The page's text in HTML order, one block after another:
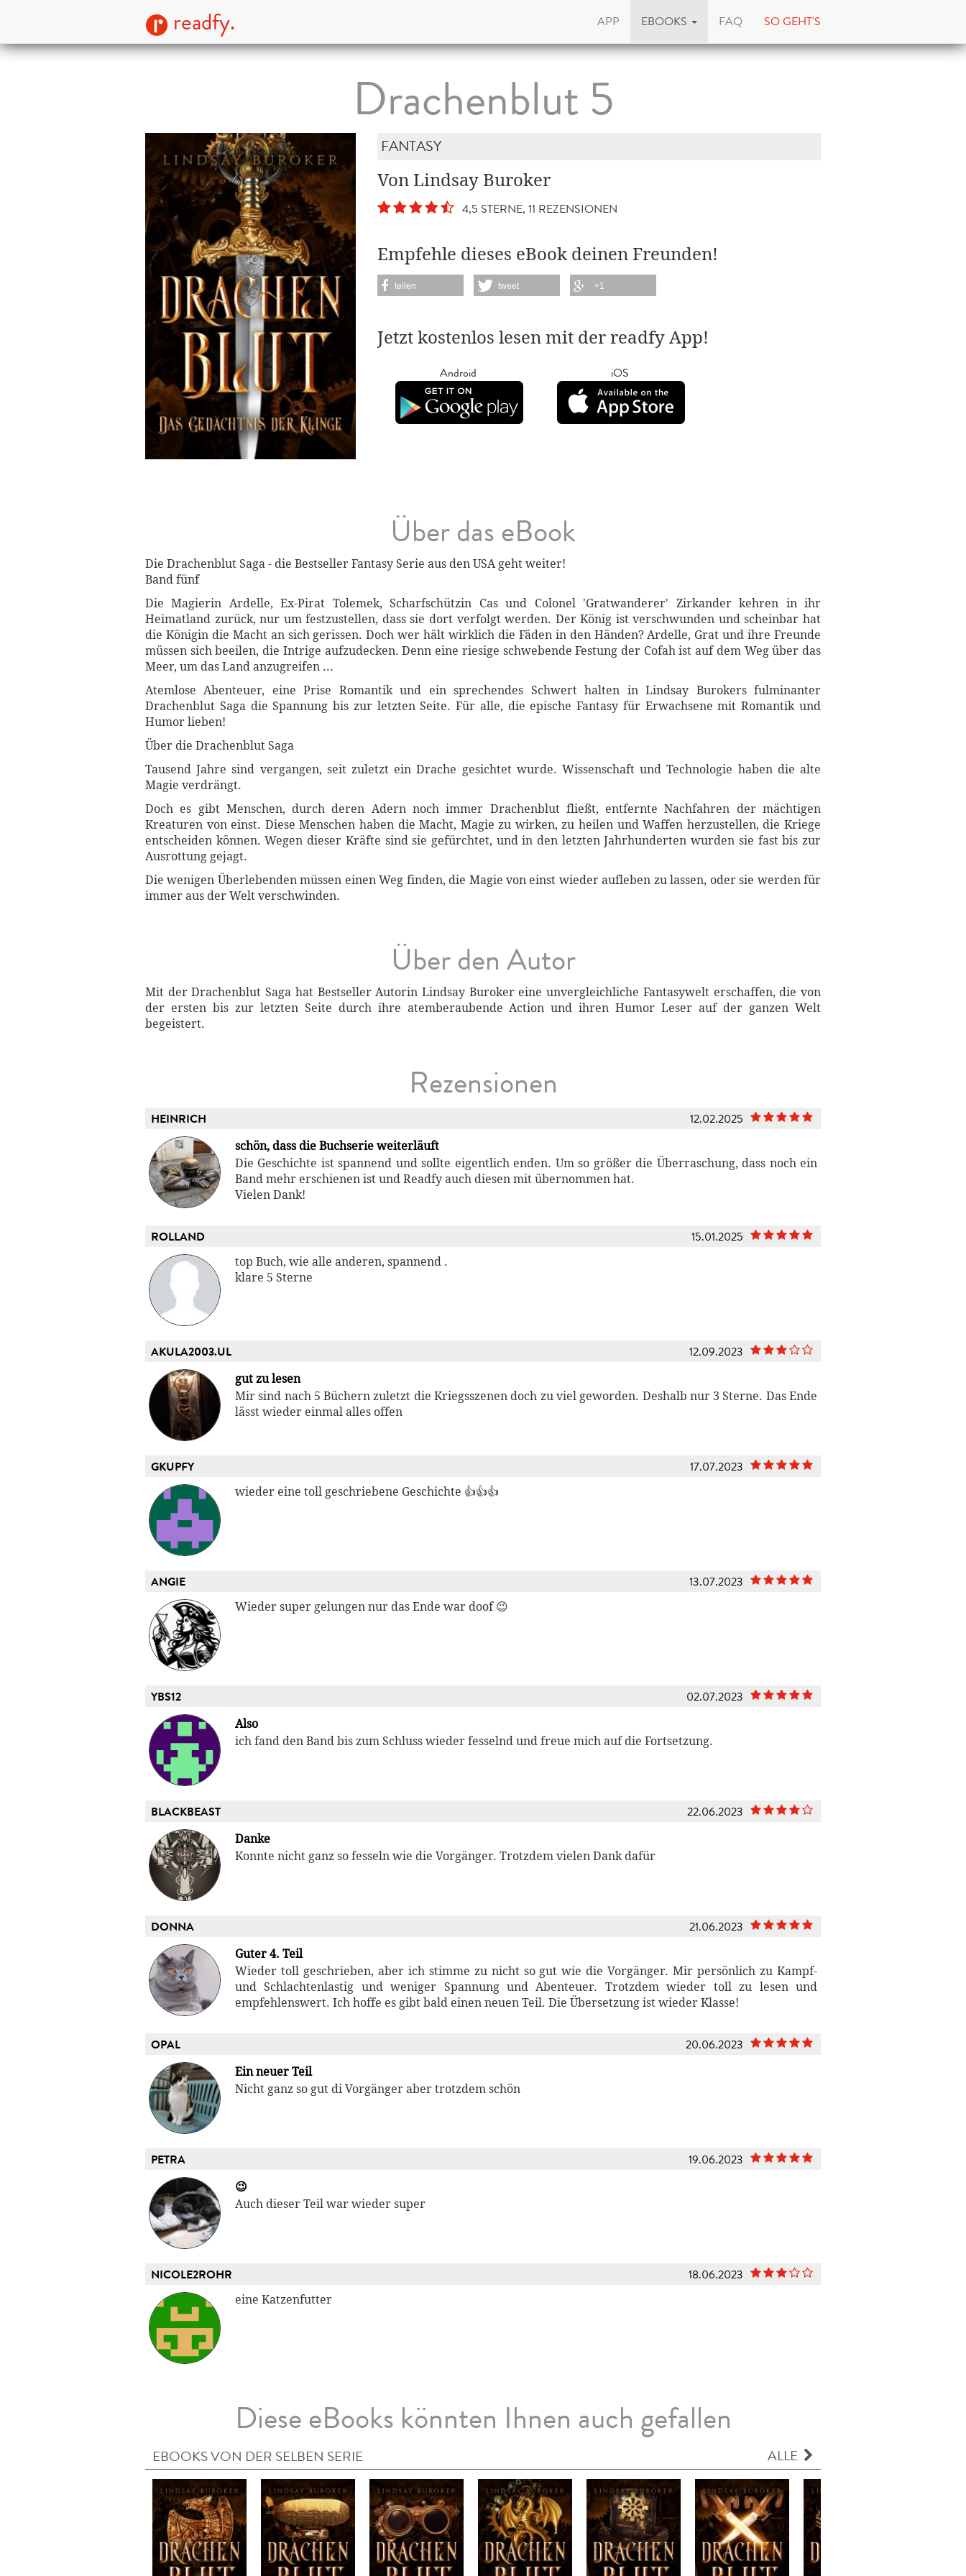
readfy. APP EBOOKS FAQ SO GEHT'S
Drachenblut 5
FANTASY
Von Lindsay Buroker
4,5 STERNE, 11 REZENSIONEN
Empfehle dieses eBook deinen Freunden!
teilen tweet +1
Jetzt kostenlos lesen mit der readfy App!
Android iOS
Über das eBook
Die Drachenblut Saga - die Bestseller Fantasy Serie aus den USA geht weiter!
Band fünf
Die Magierin Ardelle, Ex-Pirat Tolemek, Scharfschützin Cas und Colonel 'Gratwanderer' Zirkander kehren in ihr
Heimatland zurück, nur um festzustellen, dass sie dort verfolgt werden. Der König ist verschwunden und scheinbar hat
die Königin die Macht an sich gerissen. Doch wer hält wirklich die Fäden in den Händen? Ardelle, Grat und ihre Freunde
müssen sich beeilen, die Intrige aufzudecken. Denn eine riesige schwebende Festung der Cofah ist auf dem Weg über das
Meer, um das Land anzugreifen ...
Atemlose Abenteuer, eine Prise Romantik und ein sprechendes Schwert halten in Lindsay Burokers fulminanter
Drachenblut Saga die Spannung bis zur letzten Seite. Für alle, die epische Fantasy für Erwachsene mit Romantik und
Humor lieben!
Über die Drachenblut Saga
Tausend Jahre sind vergangen, seit zuletzt ein Drache gesichtet wurde. Wissenschaft und Technologie haben die alte
Magie verdrängt.
Doch es gibt Menschen, durch deren Adern noch immer Drachenblut fließt, entfernte Nachfahren der mächtigen
Kreaturen von einst. Diese Menschen haben die Macht, Magie zu wirken, zu heilen und Waffen herzustellen, die Kriege
entscheiden können. Wegen dieser Kräfte sind sie gefürchtet, und in den letzten Jahrhunderten wurden sie fast bis zur
Ausrottung gejagt.
Die wenigen Überlebenden müssen einen Weg finden, die Magie von einst wieder aufleben zu lassen, oder sie werden für
immer aus der Welt verschwinden.
Über den Autor
Mit der Drachenblut Saga hat Bestseller Autorin Lindsay Buroker eine unvergleichliche Fantasywelt erschaffen, die von
der ersten bis zur letzten Seite durch ihre atemberaubende Action und ihren Humor Leser auf der ganzen Welt
begeistert.
Rezensionen
HEINRICH 12.02.2025
schön, dass die Buchserie weiterläuft
Die Geschichte ist spannend und sollte eigentlich enden. Um so größer die Überraschung, dass noch ein
Band mehr erschienen ist und Readfy auch diesen mit übernommen hat.
Vielen Dank!
ROLLAND 15.01.2025
top Buch, wie alle anderen, spannend .
klare 5 Sterne
AKULA2003.UL 12.09.2023
gut zu lesen
Mir sind nach 5 Büchern zuletzt die Kriegsszenen doch zu viel geworden. Deshalb nur 3 Sterne. Das Ende
lässt wieder einmal alles offen
GKUPFY 17.07.2023
wieder eine toll geschriebene Geschichte 👍👍👍
ANGIE 13.07.2023
Wieder super gelungen nur das Ende war doof 😉
YBS12 02.07.2023
Also
ich fand den Band bis zum Schluss wieder fesselnd und freue mich auf die Fortsetzung.
BLACKBEAST 22.06.2023
Danke
Konnte nicht ganz so fesseln wie die Vorgänger. Trotzdem vielen Dank dafür
DONNA 21.06.2023
Guter 4. Teil
Wieder toll geschrieben, aber ich stimme zu nicht so gut wie die Vorgänger. Mir persönlich zu Kampf-
und Schlachtenlastig und weniger Spannung und Abenteuer. Trotzdem wieder toll zu lesen und
empfehlenswert. Ich hoffe es gibt bald einen neuen Teil. Die Übersetzung ist wieder Klasse!
OPAL 20.06.2023
Ein neuer Teil
Nicht ganz so gut di Vorgänger aber trotzdem schön
PETRA 19.06.2023
😉
Auch dieser Teil war wieder super
NICOLE2ROHR 18.06.2023
eine Katzenfutter
Diese eBooks könnten Ihnen auch gefallen
EBOOKS VON DER SELBEN SERIE ALLE